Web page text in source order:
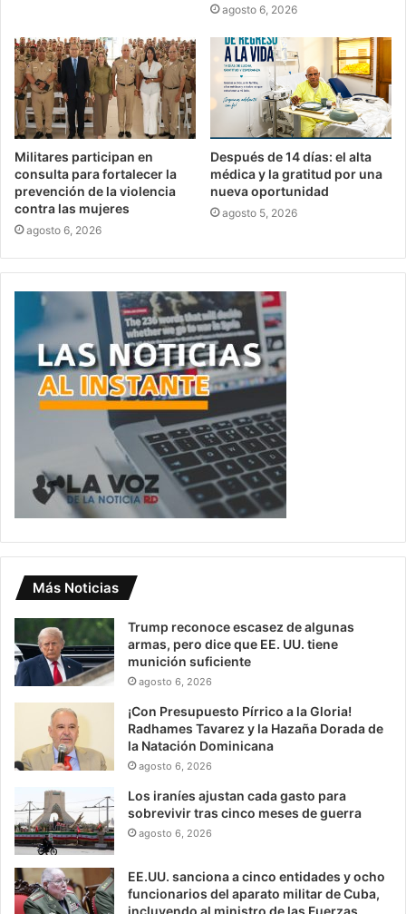
agosto 6, 2026
Militares participan en
consulta para fortalecer la
prevención de la violencia
contra las mujeres
agosto 6, 2026
Después de 14 días: el alta
médica y la gratitud por una
nueva oportunidad
agosto 5, 2026
Más Noticias
Trump reconoce escasez de algunas
armas, pero dice que EE. UU. tiene
munición suficiente
agosto 6, 2026
¡Con Presupuesto Pírrico a la Gloria!
Radhames Tavarez y la Hazaña Dorada de
la Natación Dominicana
agosto 6, 2026
Los iraníes ajustan cada gasto para
sobrevivir tras cinco meses de guerra
agosto 6, 2026
EE.UU. sanciona a cinco entidades y ocho
funcionarios del aparato militar de Cuba,